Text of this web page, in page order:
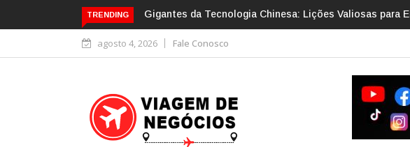
TRENDING
– Missão de Negócios ChinaA tecnologia aplicada no mundo das finanças funciona?
agosto 4, 2026 Fale Conosco